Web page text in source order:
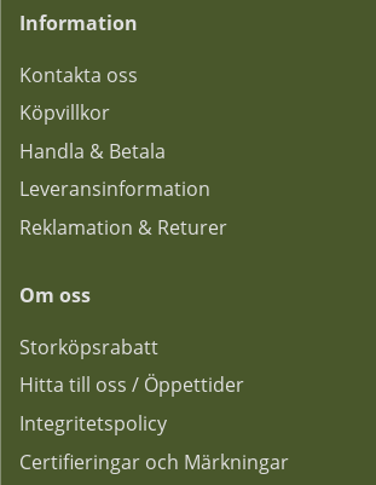
Information
Kontakta oss
Köpvillkor
Handla & Betala
Leveransinformation
Reklamation & Returer
Om oss
Storköpsrabatt
Hitta till oss / Öppettider
Integritetspolicy
Certifieringar och Märkningar